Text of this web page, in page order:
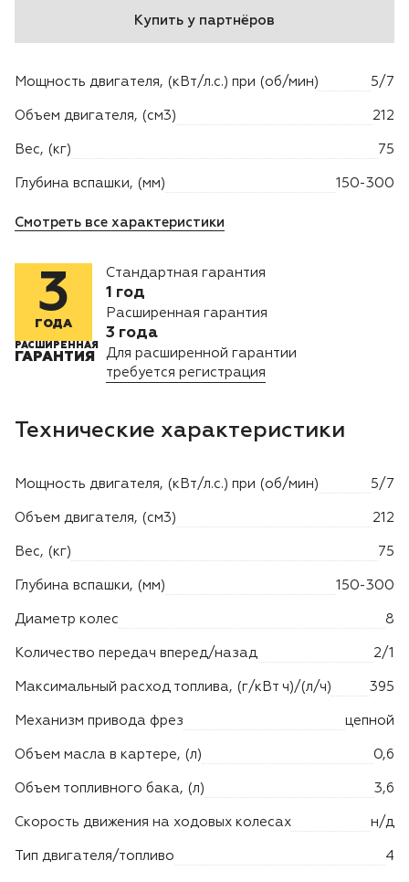
Аксессуары
Снегоотбрасыватели
Садовые ножницы
Техника PRO
Дровоколы
Станки заточные
Моющие аппараты
Купить у партнёров
Мощность двигателя, (кВт/л.с.) при (об/мин) 5/7
Объем двигателя, (см3) 212
Вес, (кг) 75
Глубина вспашки, (мм) 150-300
Смотреть все характеристики
3
ГОДА
РАСШИРЕННАЯ
ГАРАНТИЯ
Стандартная гарантия
1 год
Расширенная гарантия
3 года
Для расширенной гарантии
требуется регистрация
Технические характеристики
Мощность двигателя, (кВт/л.с.) при (об/мин) 5/7
Объем двигателя, (см3) 212
Вес, (кг) 75
Глубина вспашки, (мм) 150-300
Диаметр колес 8
Количество передач вперед/назад 2/1
Максимальный расход топлива, (г/кВт ч)/(л/ч) 395
Механизм привода фрез цепной
Объем масла в картере, (л) 0,6
Объем топливного бака, (л) 3,6
Скорость движения на ходовых колесах н/д
Тип двигателя/топливо 4